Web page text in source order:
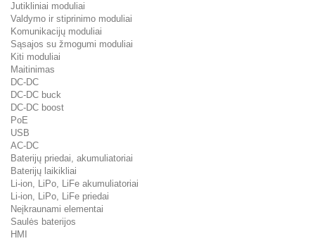
Jutikliniai moduliai
Valdymo ir stiprinimo moduliai
Komunikacijų moduliai
Sąsajos su žmogumi moduliai
Kiti moduliai
Maitinimas
DC-DC
DC-DC buck
DC-DC boost
PoE
USB
AC-DC
Baterijų priedai, akumuliatoriai
Baterijų laikikliai
Li-ion, LiPo, LiFe akumuliatoriai
Li-ion, LiPo, LiFe priedai
Neįkraunami elementai
Saulės baterijos
HMI